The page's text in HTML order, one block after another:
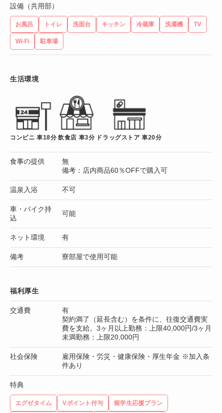
設備（共用部）
お風呂 トイレ 洗面台 キッチン 冷蔵庫 洗濯機 TV
Wi-Fi 駐車場
生活環境
コンビニ 車18分 飲食店 車3分 ドラッグストア 車20分
食事の提供
無
備考：店内商品60％OFFで購入可
温泉入浴 不可
車・バイク持
込
可能
ネット環境 有
備考 寮部屋で使用可能
福利厚生
交通費
有
契約満了（延長含む）を条件に、往復交通費実
費を支給。3ヶ月以上勤務：上限40,000円/3ヶ月
未満勤務：上限20,000円
社会保険
雇用保険・労災・健康保険・厚生年金 ※加入条
件あり
特典
エグゼタイム Vポイント付与 留学生応援プラン